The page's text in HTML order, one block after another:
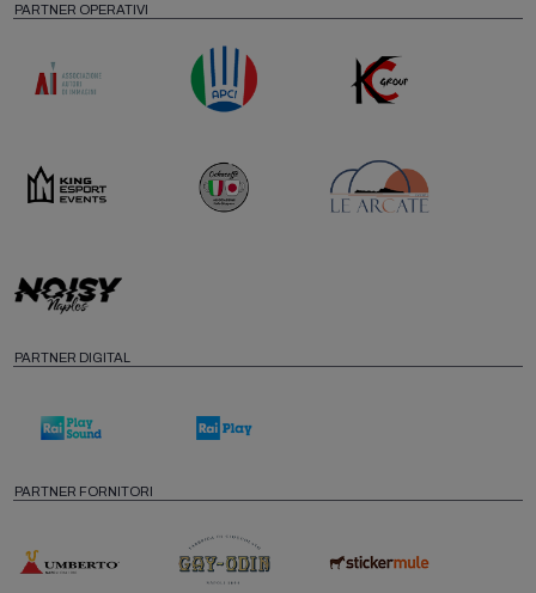
PARTNER OPERATIVI
PARTNER DIGITAL
PARTNER FORNITORI